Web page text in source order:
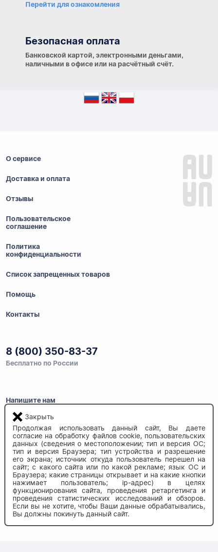
Перейти для ознакомления
Безопасная оплата
Банковской картой, электронными деньгами,
наличными в офисе или на расчётный счёт.
О сервисе
Доставка и оплата
Отзывы
Пользовательское
соглашение
Политика
конфиденциальности
Список запрещенных товаров
Помощь
Контакты
8 (800) 350-83-37
Бесплатно по России
Напишите нам
236027, г.Калининград
ул.Калязинская 6, оф. 2
© 2020-2026 auau.market
Закрыть
Продолжая использовать данный сайт, Вы даете
согласие на обработку файлов cookie, пользовательских
данных (сведения о местоположении; тип и версия ОС;
тип и версия Браузера; тип устройства и разрешение
его экрана; источник откуда пользователь перешел на
сайт; с какого сайта или по какой рекламе; язык ОС и
Браузера; какие страницы открывает и на какие кнопки
нажимает пользователь; ip-адрес) в целях
функционирования сайта, проведения ретаргетинга и
проведения статистических исследований и обзоров.
Если вы не хотите, чтобы Ваши данные обрабатывались,
Вы должны покинуть данный сайт.